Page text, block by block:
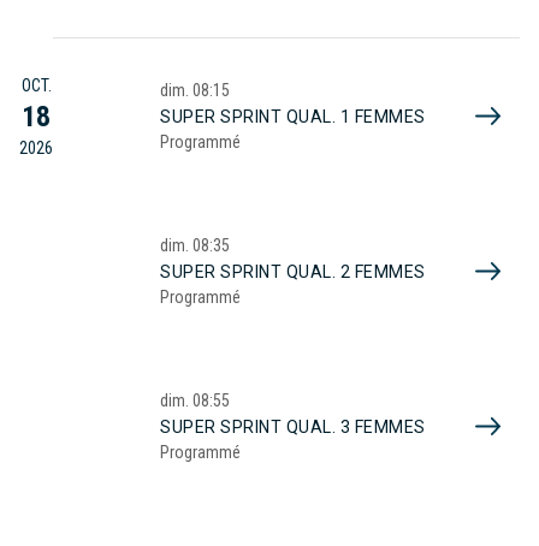
OCT.
18
2026
dim. 08:15
SUPER SPRINT QUAL. 1 FEMMES
Programmé
dim. 08:35
SUPER SPRINT QUAL. 2 FEMMES
Programmé
dim. 08:55
SUPER SPRINT QUAL. 3 FEMMES
Programmé